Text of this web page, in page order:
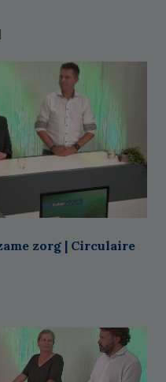
zorg | Circulaire